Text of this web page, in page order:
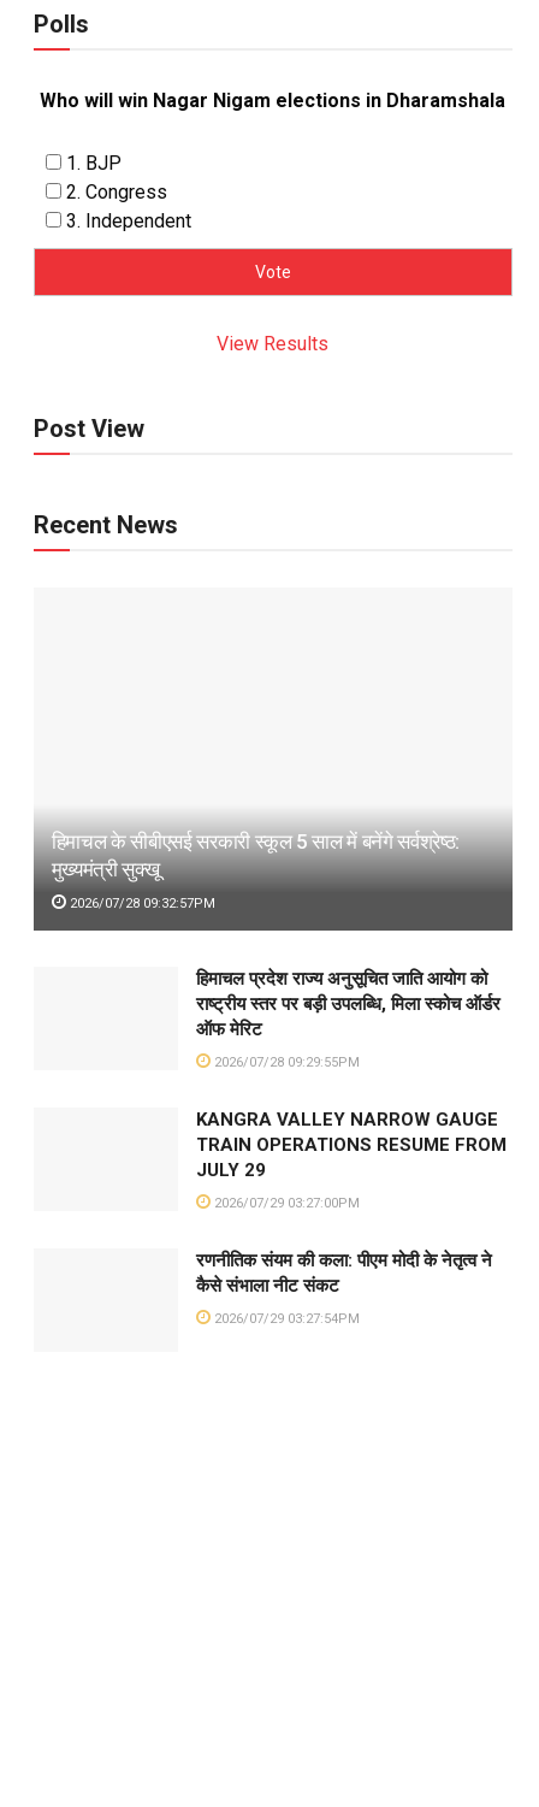
Polls
Who will win Nagar Nigam elections in Dharamshala
1. BJP
2. Congress
3. Independent
View Results
Post View
Recent News
हिमाचल के सीबीएसई सरकारी स्कूल 5 साल में बनेंगे सर्वश्रेष्ठ:
मुख्यमंत्री सुक्खू
2026/07/28 09:32:57PM
हिमाचल प्रदेश राज्य अनुसूचित जाति आयोग को
राष्ट्रीय स्तर पर बड़ी उपलब्धि, मिला स्कोच ऑर्डर
ऑफ मेरिट
2026/07/28 09:29:55PM
KANGRA VALLEY NARROW GAUGE
TRAIN OPERATIONS RESUME FROM
JULY 29
2026/07/29 03:27:00PM
रणनीतिक संयम की कला: पीएम मोदी के नेतृत्व ने
कैसे संभाला नीट संकट
2026/07/29 03:27:54PM